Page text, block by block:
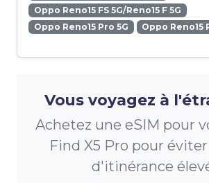
Oppo Reno15 FS 5G/Reno15 F 5G
Oppo Reno15 Pro 5G
Oppo Reno15
Vous voyagez à
Achetez une eSIM pour
Find X5 Pro pour
d'itinérance